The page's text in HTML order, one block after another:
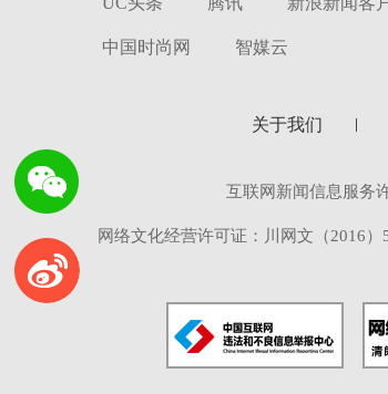
中国时尚网 智媒云
关于我们
互联网新闻信息服务
网络文化经营许可证：川网文（2016）